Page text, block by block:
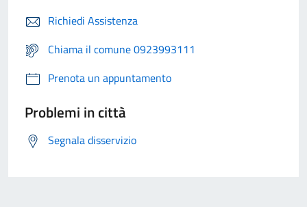
Richiedi Assistenza
Chiama il comune 0923993111
Prenota un appuntamento
Problemi in città
Segnala disservizio